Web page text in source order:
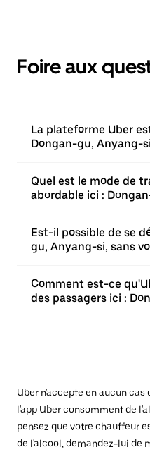
Foire aux
La plateforme Uber
Dongan-gu, Anyang-
Quel est le mode de
abordable ici :
Est-il possible de se
gu, Anyang-si, sans
Comment est-ce
des passagers ici :
Uber n'accepte en aucun
l'app Uber consomment de
pensez que votre chauffeur
de l'alcool, demandez-lui de